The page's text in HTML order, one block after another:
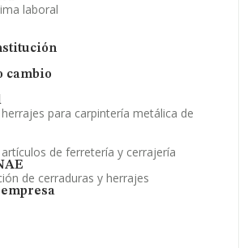
laboral
cambio
para carpintería metálica de
de ferretería y cerrajería
de cerraduras y herrajes